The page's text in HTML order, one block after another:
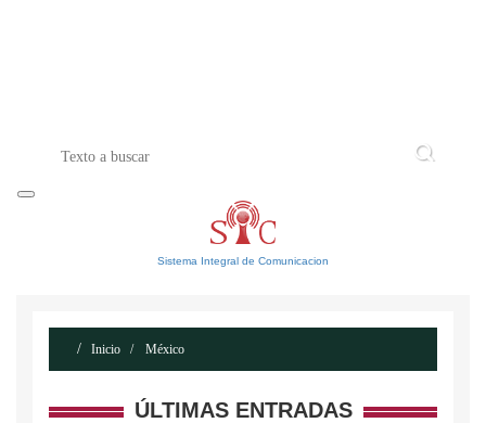
Sistema Integral de Comunicacion
Inicio México
ÚLTIMAS ENTRADAS